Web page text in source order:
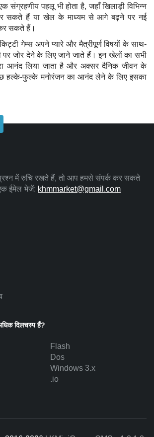
संग्रहणीय पहलू भी होता है, जहाँ खिलाड़ी विभिन्न
सकते हैं या खेल के माध्यम से आगे बढ़ने पर नई
सकते हैं।
गेम्स अपने प्यारे और मैत्रीपूर्ण विषयों के साथ-
पर जोर देने के लिए जाने जाते हैं। इन खेलों का सभी
आनंद लिया जाता है और अक्सर दैनिक जीवन के
हल्के-फुल्के मनोरंजन का आनंद लेने के लिए इसका
में रुचि रखते हैं, तो आप हमसे संपर्क कर सकते
ईमेल भेजें: khmmarket@gmail.com
दिलचस्प हैं?
Flash
Dos
Windows 3.x
.io